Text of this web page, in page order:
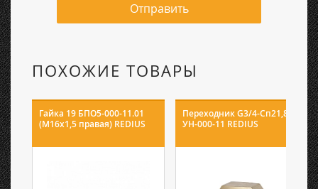
Отправить
ПОХОЖИЕ ТОВАРЫ
Гайка 19 БПО5-000-11.01
(М16х1,5 правая) REDIUS
Переходник G3/4-Сп21,8
УН-000-11 REDIUS